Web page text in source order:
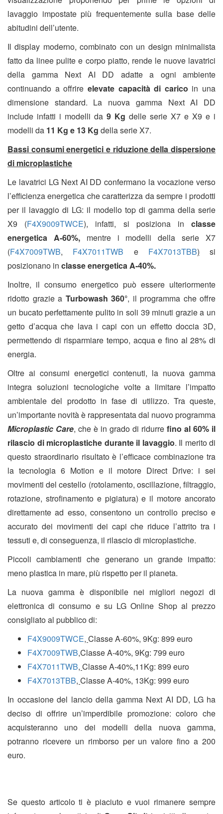
lavaggio impostate più frequentemente sulla base delle
abitudini dell’utente.
Il display moderno, combinato con un design minimalista
fatto da linee pulite e corpo piatto, rende le nuove lavatrici
della gamma Next AI DD adatte a ogni ambiente
continuando a offrire elevate capacità di carico in una
dimensione standard. La nuova gamma Next AI DD
include infatti i modelli da 9 Kg delle serie X7 e X9 e i
modelli da 11 Kg e 13 Kg della serie X7.
Bassi consumi energetici e riduzione della dispersione
di microplastiche
Le lavatrici LG Next AI DD confermano la vocazione verso
l’efficienza energetica che caratterizza da sempre i prodotti
per il lavaggio di LG: il modello top di gamma della serie
X9 (F4X9009TWCE), infatti, si posiziona inclasse
energetica A-60%,mentre i modelli della serie X7
(F4X7009TWB, F4X7011TWB e F4X7013TBB) si
posizionano in classe energeticaA-40%.
Inoltre, il consumo energetico può essere ulteriormente
ridotto grazie a Turbowash 360°, il programma che offre
un bucato perfettamente pulito in soli 39 minuti grazie a un
getto d’acqua che lava i capi con un effetto doccia 3D,
permettendo di risparmiare tempo, acqua e fino al 28% di
energia.
Oltre ai consumi energetici contenuti, la nuova gamma
integra soluzioni tecnologiche volte a limitare l’impatto
ambientale del prodotto in fase di utilizzo. Tra queste,
un’importante novità è rappresentata dal nuovo programma
Microplastic Care, che è in grado di ridurre fino al 60% il
rilascio di microplastiche durante il lavaggio. Il merito di
questo straordinario risultato è l’efficace combinazione tra
la tecnologia 6 Motion e il motore Direct Drive: i sei
movimenti del cestello (rotolamento, oscillazione, filtraggio,
rotazione, strofinamento e pigiatura) e il motore ancorato
direttamente ad esso, consentono un controllo preciso e
accurato dei movimenti dei capi che riduce l’attrito tra i
tessuti e, di conseguenza, il rilascio di microplastiche.
Piccoli cambiamenti che generano un grande impatto:
meno plastica in mare, più rispetto per il pianeta.
La nuova gamma è disponibile nei migliori negozi di
elettronica di consumo e su LG Online Shop al prezzo
consigliato al pubblico di:
F4X9009TWCE, Classe A-60%, 9Kg: 899 euro
F4X7009TWB,Classe A-40%, 9Kg: 799 euro
F4X7011TWB, Classe A-40%,11Kg: 899 euro
F4X7013TBB, Classe A-40%, 13Kg: 999 euro
In occasione del lancio della gamma Next AI DD, LG ha
deciso di offrire un’imperdibile promozione: coloro che
acquisteranno uno dei modelli della nuova gamma,
potranno ricevere un rimborso per un valore fino a 200
euro.
Se questo articolo ti è piaciuto e vuoi rimanere sempre